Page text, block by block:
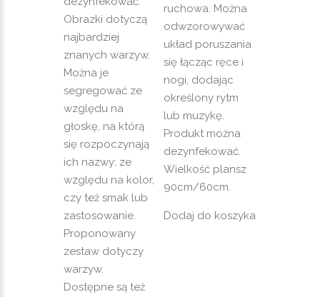
Obrazki dotyczą
najbardziej
znanych warzyw.
Można je
segregować ze
względu na
głoskę, na którą
się rozpoczynają
ich nazwy; ze
względu na kolor,
czy też smak lub
zastosowanie.
Proponowany
zestaw dotyczy
warzyw.
Dostępne są też
ruchowa. Można
odwzorowywać
układ poruszania
się łącząc ręce i
nogi, dodając
określony rytm
lub muzykę.
Produkt można
dezynfekować.
Wielkość plansz
90cm/60cm.
Dodaj do koszyka